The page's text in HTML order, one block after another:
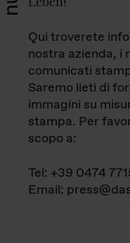
Qui troverete
nostra azienda, i
comunicati
Saremo lieti di
immagini su
stampa. Per
scopo a:
Tel: +39 0474
Email: